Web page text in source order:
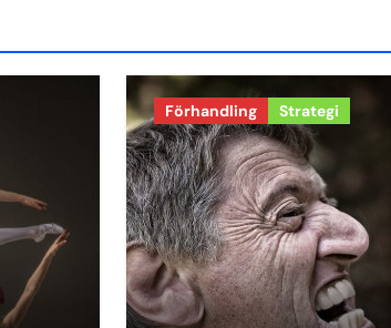
Förhandling Strategi